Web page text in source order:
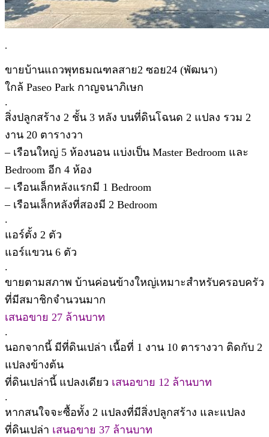
.
ขายบ้านแถวพุทธมณฑลสาย2 ซอย24 (พัฒนา)
ใกล้ Paseo Park กาญจนาภิเษก
.
สิ่งปลูกสร้าง 2 ชั้น 3 หลัง บนที่ดินโฉนด 2 แปลง รวม 2
งาน 20 ตารางวา
– เรือนใหญ่ 5 ห้องนอน แบ่งเป็น Master Bedroom และ
Bedroom อีก 4 ห้อง
– เรือนเล็กหลังแรกมี 1 Bedroom
– เรือนเล็กหลังที่สองมี 2 Bedroom
.
แอร์ตั้ง 2 ตัว
แอร์แขวน 6 ตัว
.
ขายตามสภาพ บ้านค่อนข้างใหญ่เหมาะสำหรับครอบครัว
ที่มีสมาชิกจำนวนมาก
เสนอขาย 27 ล้านบาท
.
นอกจากนี้ มีที่ดินเปล่า เนื้อที่ 1 งาน 10 ตารางวา ติดกับ 2
แปลงข้างต้น
ที่ดินเปล่านี้ แปลงเดียว เสนอขาย 12 ล้านบาท
.
หากสนใจจะซื้อทั้ง 2 แปลงที่มีสิ่งปลูกสร้าง และแปลง
ที่ดินเปล่า เสนอขาย 37 ล้านบาท